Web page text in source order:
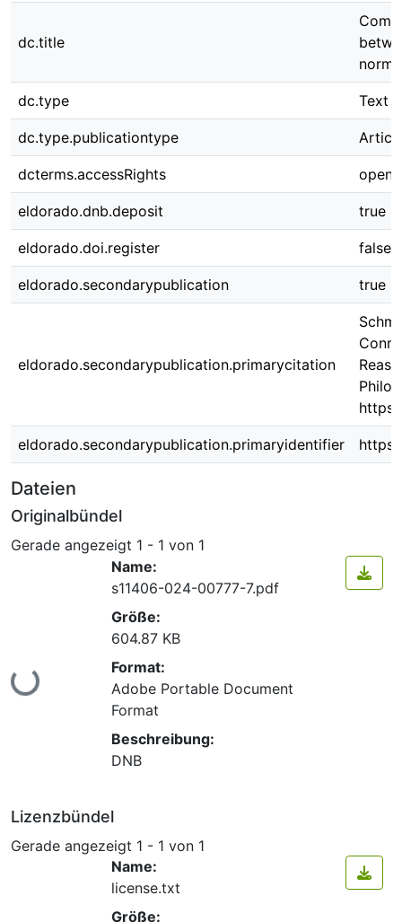
dc.title
dc.type Text
dc.type.publicationtype
dcterms.accessRights open
eldorado.dnb.deposit true
eldorado.doi.register false
eldorado.secondarypublication true
eldorado.secondarypublication.primarycitation
eldorado.secondarypublication.primaryidentifier
Dateien
Originalbündel
Gerade angezeigt 1 - 1 von 1
Lade...
Name:
s11406-024-00777-7.pdf
Größe:
604.87 KB
Format:
Adobe Portable Document
Format
Beschreibung:
DNB
Lizenzbündel
Gerade angezeigt 1 - 1 von 1
Name:
license.txt
Größe: